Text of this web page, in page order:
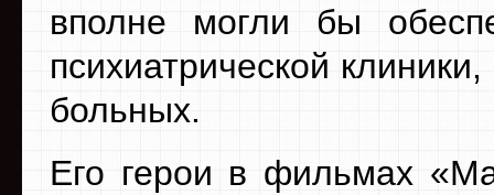
вполне могли бы
психиатрической
больных.
Его герои в фильмах